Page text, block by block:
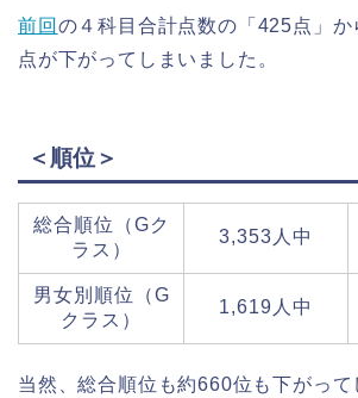
前回 の４科目合計点数の「425点」
点が下がってしまいました。
＜順位＞
総合順位（Gク
ラス）
3,353人中
男女別順位（G
クラス）
1,619人中
当然、総合順位も約660位も下がって